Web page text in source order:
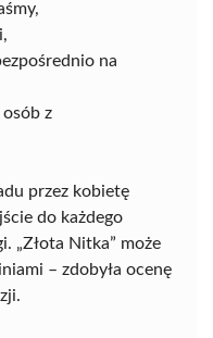
na
z
przez kobietę
do każdego
„Złota Nitka” może
– zdobyła ocenę